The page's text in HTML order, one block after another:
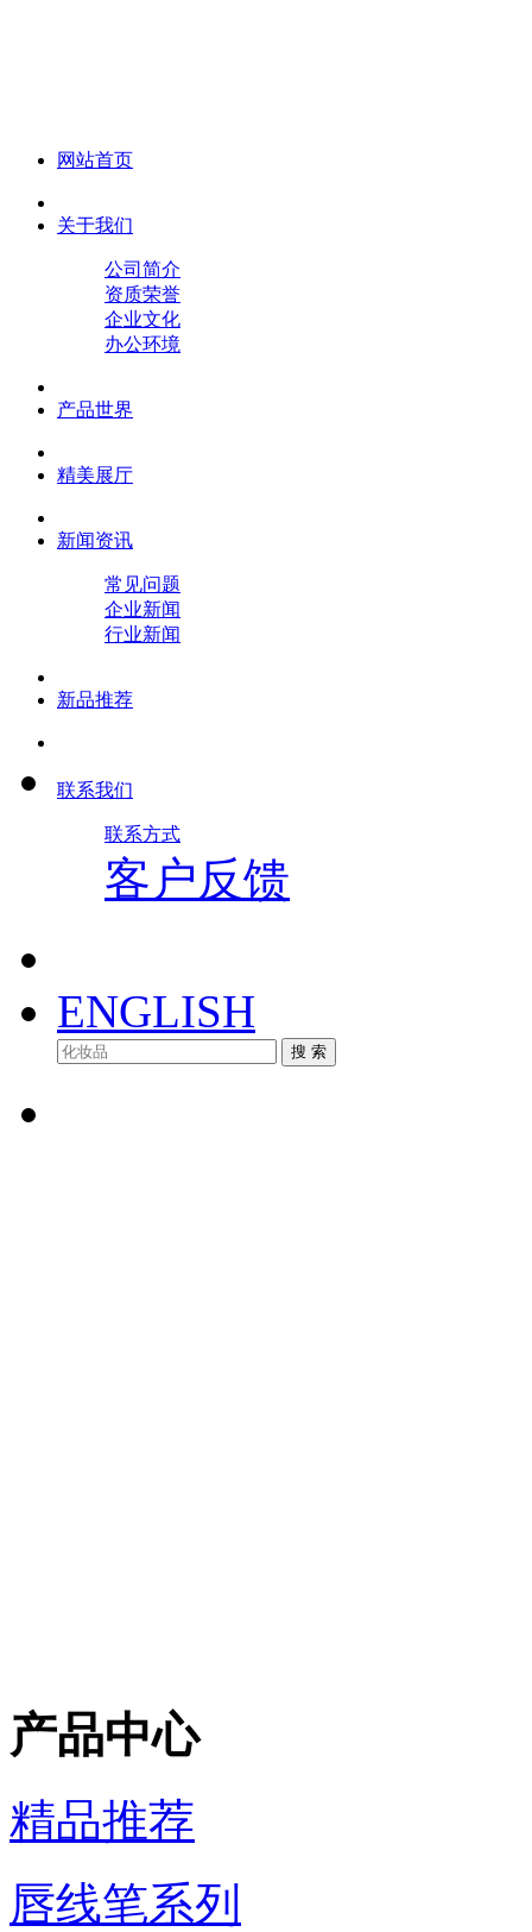
网站首页
关于我们
公司简介
资质荣誉
企业文化
办公环境
产品世界
精美展厅
新闻资讯
常见问题
企业新闻
行业新闻
新品推荐
联系我们
联系方式
客户反馈
ENGLISH
产品中心
精品推荐
唇线笔系列